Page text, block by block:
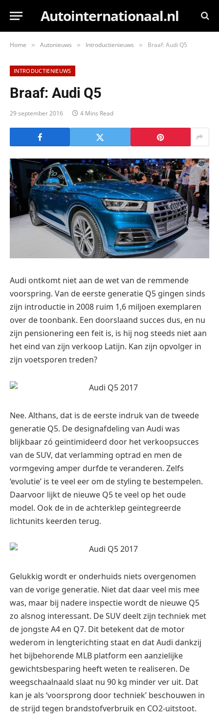
Autointernationaal.nl
Home » Autonieuws » Introductienieuws » Braaf: Audi Q5
INTRODUCTIENIEUWS
Braaf: Audi Q5
29 september 2016 4 Mins Read
Audi ontkomt niet aan de wet van de remmende
voorspring. Van de eerste generatie Q5 gingen sinds
zijn introductie in 2008 ruim 1,6 miljoen exemplaren
over de toonbank. Een doorslaand succes dus, en nu
zijn pensionering een feit is, is hij nog steeds niet aan
het eind van zijn verkoop Latijn. Kan zijn opvolger in
zijn voetsporen treden?
Nee. Althans, dat is de eerste indruk van de tweede
generatie Q5. De designafdeling van Audi was
blijkbaar zó geïntimideerd door het verkoopsucces
van de SUV, dat verlamming optrad en men de
vormgeving amper durfde te veranderen. Zelfs
‘evolutie’ is te veel eer om de styling te bestempelen.
Daarvoor lijkt de nieuwe Q5 te veel op het oude
model. Ook de in de achterklep geïntegreerde
lichtunits keerden terug.
Gelukkig wordt er onderhuids niets overgenomen
van de vorige generatie. Niet dat daar veel mis mee
was, maar bij nadere inspectie wordt de nieuwe Q5
zo alsnog interessant. De SUV deelt zijn techniek met
de jongste A4 en Q7. Dit betekent dat de motor
wederom in lengterichting staat en dat Audi dankzij
het bijbehorende MLB platform een aanzielijke
gewichtsbesparing heeft weten te realiseren. De
weegschaalnaald slaat nu 90 kg minder ver uit. Dat
kan je als ‘voorsprong door techniek’ beschouwen in
de strijd tegen brandstofverbruik en CO2-uitstoot.